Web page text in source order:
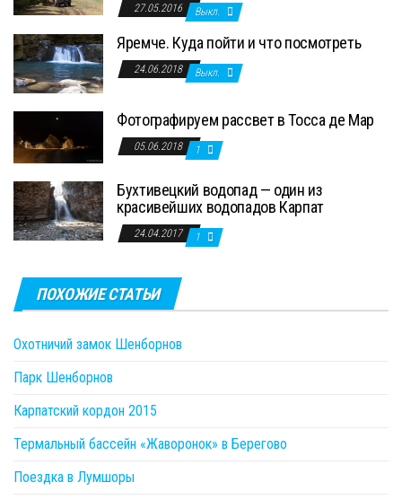
27.05.2016 Выкл.
Яремче. Куда пойти и что посмотреть
24.06.2018 Выкл.
Фотографируем рассвет в Тосса де Мар
05.06.2018 1
Бухтивецкий водопад — один из
красивейших водопадов Карпат
24.04.2017 1
ПОХОЖИЕ СТАТЬИ
Охотничий замок Шенборнов
Парк Шенборнов
Карпатский кордон 2015
Термальный бассейн «Жаворонок» в Берегово
Поездка в Лумшоры